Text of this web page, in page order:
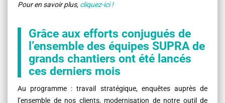
Pour en savoir plus, cliquez-ici !
Grâce aux efforts conjugués de
l’ensemble des équipes SUPRA de
grands chantiers ont été lancés
ces derniers mois
Au programme : travail stratégique, enquêtes auprès de
l’ensemble de nos clients, modernisation de notre outil de